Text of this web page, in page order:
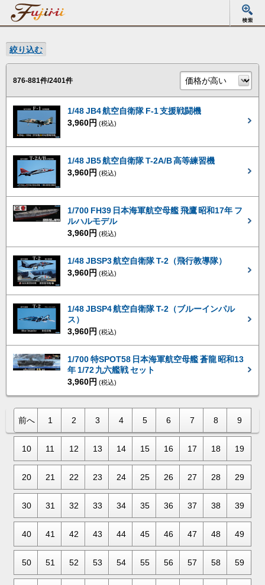
絞り込む
876-881件/2401件
1/48 JB4 航空自衛隊 F-1 支援戦闘機
3,960円 (税込)
1/48 JB5 航空自衛隊 T-2A/B 高等練習機
3,960円 (税込)
1/700 FH39 日本海軍航空母艦 飛鷹 昭和17年 フ
ルハルモデル
3,960円 (税込)
1/48 JBSP3 航空自衛隊 T-2（飛行教導隊）
3,960円 (税込)
1/48 JBSP4 航空自衛隊 T-2（ブルーインパル
ス）
3,960円 (税込)
1/700 特SPOT58 日本海軍航空母艦 蒼龍 昭和13
年 1/72 九六艦戦 セット
3,960円 (税込)
前へ 1 2 3 4 5 6 7 8 9
10 11 12 13 14 15 16 17 18 19
20 21 22 23 24 25 26 27 28 29
30 31 32 33 34 35 36 37 38 39
40 41 42 43 44 45 46 47 48 49
50 51 52 53 54 55 56 57 58 59